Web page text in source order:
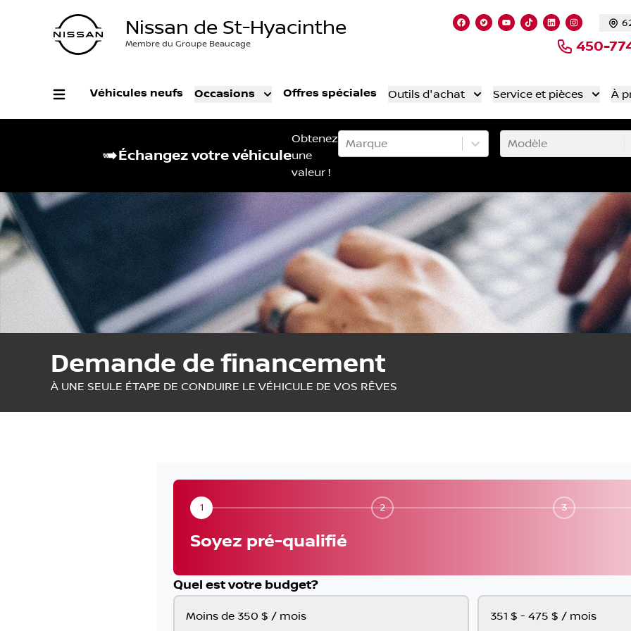
Nissan de St-Hyacinthe
Membre du Groupe Beaucage 450-
Lien vers notre page facebook
Lien vers notre compte
Lien vers notre chaîne
Lien vers notre
Lien vers
Lien vers
Véhicules neufs Occasions Offres spéciales Outils d'achat Service et pièces À
Échangez votre véhicule
Obtenez
une
valeur !
Marque Modèle
Demande de financement
À UNE SEULE ÉTAPE DE CONDUIRE LE VÉHICULE DE VOS RÊVES
1 2 3
Soyez pré-qualifié
Quel est votre budget?
Moins de 350 $ / mois 351 $ - 475 $ / mois